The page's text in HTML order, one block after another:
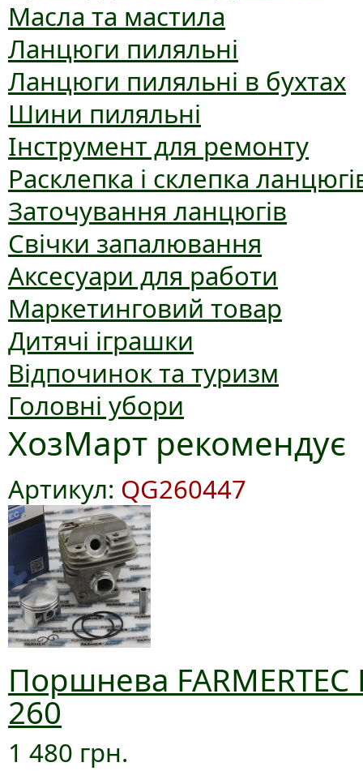
Масла та мастила
Ланцюги пиляльні
Ланцюги пиляльні в бухтах
Шини пиляльні
Інструмент для ремонту
Расклепка і склепка
Заточування ланцюгів
Свічки запалювання
Аксесуари для работи
Маркетинговий товар
Дитячі іграшки
Відпочинок та туризм
Головні убори
ХозМарт рекомендує
Артикул: QG260447
Поршнева
260
1 480 грн.